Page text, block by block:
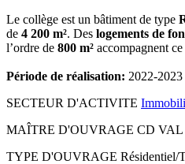
Le collège est un bâtiment de type
de 4 200 m². Des logements de
l’ordre de 800 m² accompagnent
Période de réalisation: 2022-2023
SECTEUR D'ACTIVITE
MAÎTRE D'OUVRAGE CD VAL
TYPE D'OUVRAGE Résidentiel/